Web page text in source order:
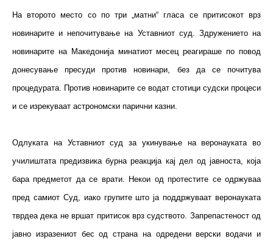
На второто место со по три „матни“ гласа се притисокот врз
новинарите и непочитување на Уставниот суд. Здружението на
новинарите на Македонија минатиот месец реагираше по повод
донесување пресуди против новинари, без да се почитува
процедурата. Против новинарите се водат стотици судски процеси
и се изрекуваат астрономски парични казни.
Одлуката на Уставниот суд за укинување на веронауката во
училиштата предизвика бурна реакција кај дел од јавноста, која
бара предметот да се врати. Некои од протестите се одржуваа
пред самиот Суд, иако групите што ја поддржуваат веронауката
тврдеа дека не вршат притисок врз судството. Запрепастеност од
јавно изразениот бес од страна на одредени верски водачи и